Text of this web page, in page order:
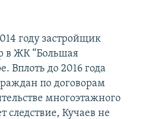
году застройщик
в ЖК “Большая
Вплоть до 2016 года
по договорам
многоэтажного
следствие, Кучаев не